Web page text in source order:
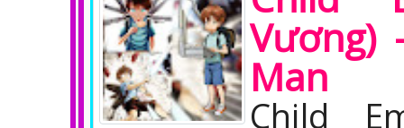
Vương)
Man
Child